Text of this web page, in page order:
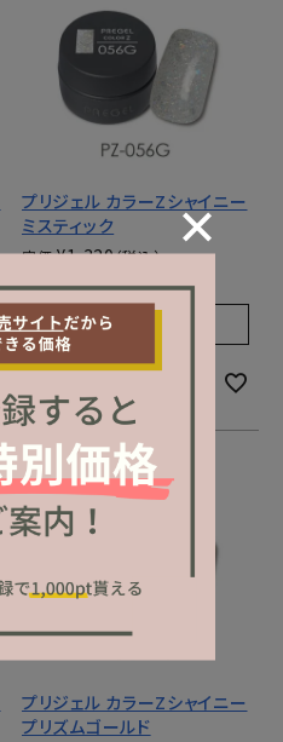
プリジェル カラーZシャイニー
ミスティック
定価 ¥1,320
販売価格 ¥1,320税込
販売期間
2025/12/01 10:00
プリジェル カラーZシャイニー
プリズムゴールド